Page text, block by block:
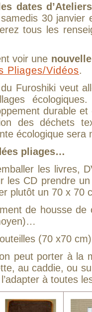
dates
30
tous les
voir une
Pliages/Vidéos.
Furoshiki veut
durable
des déchets
écologique
pliages…
les livres,
les CD prendre
plutôt un 70 x 70
de housse
(70 x70
peut porter à la
au caddie, ou
à toutes